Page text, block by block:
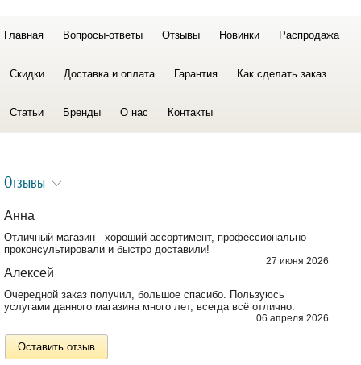
Главная Вопросы-ответы Отзывы Новинки Распродажа
Скидки Доставка и оплата Гарантия Как сделать заказ
Статьи Бренды О нас Контакты
Отзывы
Анна
Отличный магазин - хороший ассортимент, профессионально
проконсультировали и быстро доставили!
27 июня 2026
Алексей
Очередной заказ получил, большое спасибо. Пользуюсь
услугами данного магазина много лет, всегда всё отлично.
06 апреля 2026
Оставить отзыв